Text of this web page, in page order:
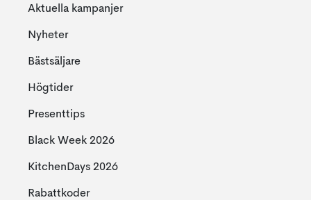
Aktuella kampanjer
Nyheter
Bästsäljare
Högtider
Presenttips
Black Week 2026
KitchenDays 2026
Rabattkoder